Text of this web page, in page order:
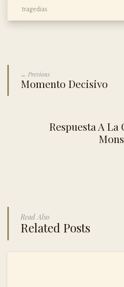
tragedias
← Previous
Momento Decisivo
Respuesta A
Read Also
Related Posts